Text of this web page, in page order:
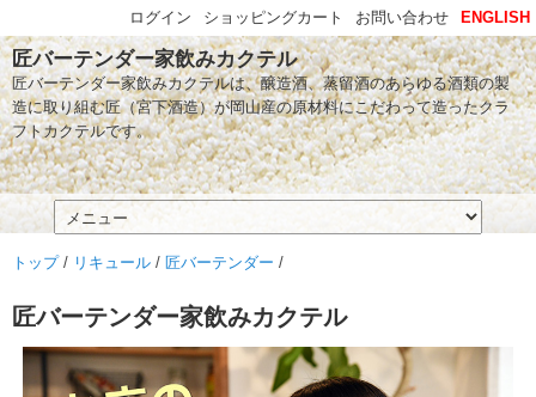
匠バーテンダー家飲みカクテル
匠バーテンダー家飲みカクテルは、醸造酒、蒸留酒のあらゆる酒類の製
造に取り組む匠（宮下酒造）が岡山産の原材料にこだわって造ったクラ
フトカクテルです。
トップ/ リキュール / 匠バーテンダー /
匠バーテンダー家飲みカクテル
ENGLISH
お問い合わせ
ショッピングカート
ログイン